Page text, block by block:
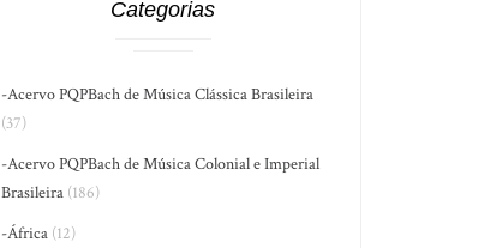
Categorias
-Acervo PQPBach de Música Clássica Brasileira
(37)
-Acervo PQPBach de Música Colonial e Imperial
Brasileira (186)
-África (12)